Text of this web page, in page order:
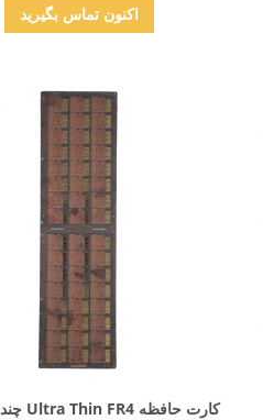
اکنون تماس بگیرید